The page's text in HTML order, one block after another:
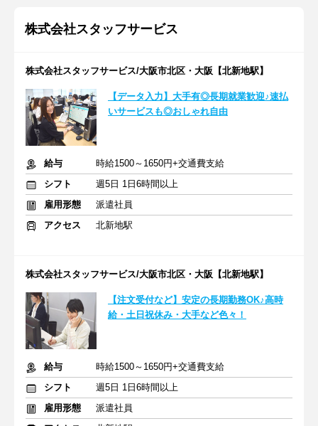
株式会社スタッフサービス
株式会社スタッフサービス/大阪市北区・大阪【北新地駅】
【データ入力】大手有◎長期就業歓迎♪速払
いサービスも◎おしゃれ自由
給与
時給1500～1650円+交通費支給
シフト
週5日 1日6時間以上
雇用形態
派遣社員
アクセス
北新地駅
株式会社スタッフサービス/大阪市北区・大阪【北新地駅】
【注文受付など】安定の長期勤務OK♪高時
給・土日祝休み・大手など色々！
給与
時給1500～1650円+交通費支給
シフト
週5日 1日6時間以上
雇用形態
派遣社員